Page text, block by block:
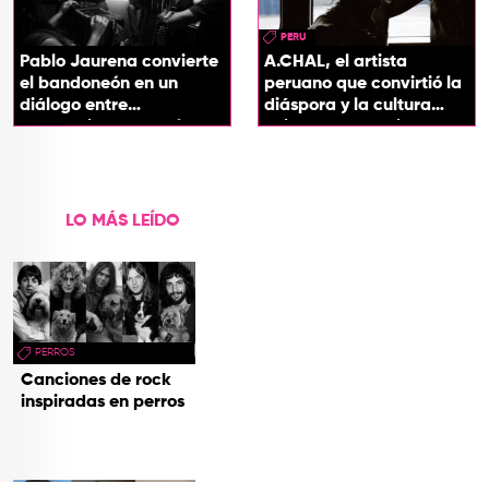
Pablo Jaurena convierte
el bandoneón en un
diálogo entre
generaciones con el
PERU
A.CHAL, el artista
peruano que convirtió la
diáspora y la cultura
chicha en su sonido
LO MÁS LEÍDO
PERROS
Canciones de rock
inspiradas en perros